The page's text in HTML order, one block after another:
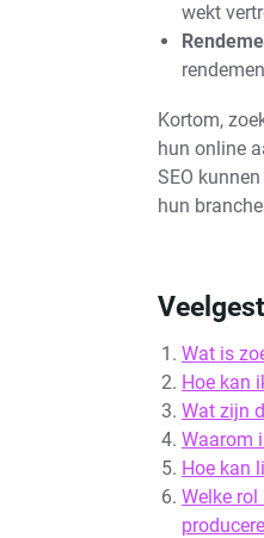
wekt
Kortom,
hun online
SEO
hun
Wat is
Hoe kan
Wat zijn
Waarom
Hoe kan
Welke